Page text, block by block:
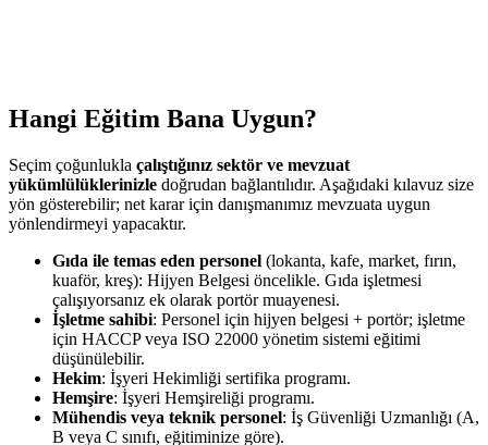
Hangi Eğitim Bana Uygun?
Seçim çoğunlukla çalıştığınız sektör ve mevzuat
yükümlülüklerinizle doğrudan bağlantılıdır. Aşağıdaki kılavuz size
yön gösterebilir; net karar için danışmanımız mevzuata uygun
yönlendirmeyi yapacaktır.
Gıda ile temas eden personel (lokanta, kafe, market, fırın,
kuaför, kreş): Hijyen Belgesi öncelikle. Gıda işletmesi
çalışıyorsanız ek olarak portör muayenesi.
İşletme sahibi: Personel için hijyen belgesi + portör; işletme
için HACCP veya ISO 22000 yönetim sistemi eğitimi
düşünülebilir.
Hekim: İşyeri Hekimliği sertifika programı.
Hemşire: İşyeri Hemşireliği programı.
Mühendis veya teknik personel: İş Güvenliği Uzmanlığı (A,
B veya C sınıfı, eğitiminize göre).